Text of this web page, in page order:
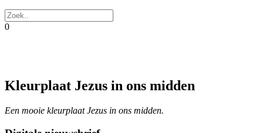
0
Kleurplaat Jezus in ons midden
Een mooie kleurplaat Jezus in ons midden.